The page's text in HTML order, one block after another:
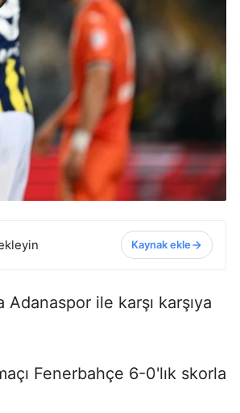
Kaynak ekle
ile karşı karşıya
Fenerbahçe 6-0'lık skorla